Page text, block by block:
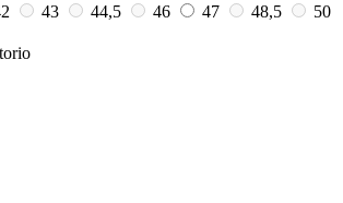
43 44,5 46 47 48,5
50